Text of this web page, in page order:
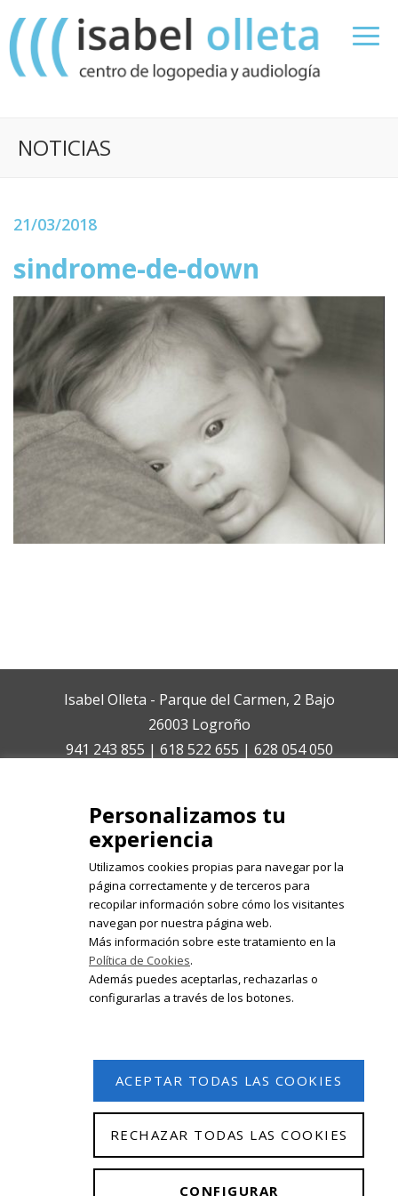
NOTICIAS
21/03/2018
sindrome-de-down
Isabel Olleta - Parque del Carmen, 2 Bajo
26003 Logroño
941 243 855 | 618 522 655 | 628 054 050
Registrate en nuestro boletín de
noticias
© 2026 Isabel Olleta. Todos los derechos reservados.
Personalizamos tu
experiencia
Utilizamos cookies propias para navegar por la
página correctamente y de terceros para
recopilar información sobre cómo los visitantes
navegan por nuestra página web.
Más información sobre este tratamiento en la
Política de Cookies.
Además puedes aceptarlas, rechazarlas o
configurarlas a través de los botones.
ACEPTAR TODAS LAS COOKIES
RECHAZAR TODAS LAS COOKIES
CONFIGURAR